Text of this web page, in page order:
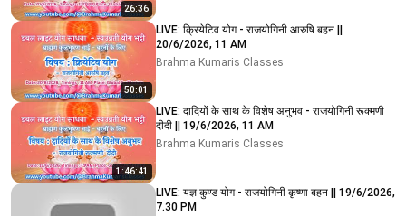
26:36
50:01
LIVE: क्रियेटिव योग - राजयोगिनी आरुषि बहन ||
20/6/2026, 11 AM
Brahma Kumaris Classes
1:46:41
LIVE: दादियों के साथ के विशेष अनुभव - राजयोगिनी रूक्मणी
दीदी || 19/6/2026, 11 AM
Brahma Kumaris Classes
LIVE: यज्ञ कुण्ड योग - राजयोगिनी कृष्णा बहन || 19/6/2026,
7.30 PM